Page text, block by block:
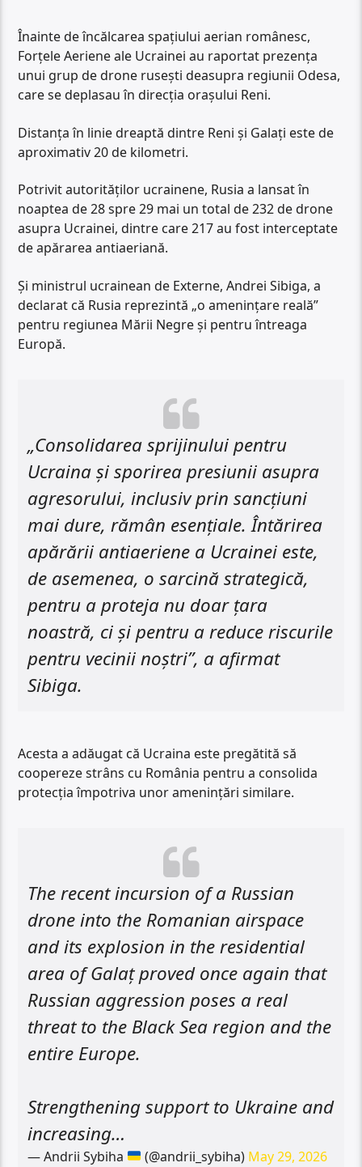
Înainte de încălcarea spațiului aerian românesc,
Forțele Aeriene ale Ucrainei au raportat prezența
unui grup de drone rusești deasupra regiunii Odesa,
care se deplasau în direcția orașului Reni.
Distanța în linie dreaptă dintre Reni și Galați este de
aproximativ 20 de kilometri.
Potrivit autorităților ucrainene, Rusia a lansat în
noaptea de 28 spre 29 mai un total de 232 de drone
asupra Ucrainei, dintre care 217 au fost interceptate
de apărarea antiaeriană.
Și ministrul ucrainean de Externe, Andrei Sibiga, a
declarat că Rusia reprezintă „o amenințare reală”
pentru regiunea Mării Negre și pentru întreaga
Europă.
„Consolidarea sprijinului pentru
Ucraina și sporirea presiunii asupra
agresorului, inclusiv prin sancțiuni
mai dure, rămân esențiale. Întărirea
apărării antiaeriene a Ucrainei este,
de asemenea, o sarcină strategică,
pentru a proteja nu doar țara
noastră, ci și pentru a reduce riscurile
pentru vecinii noștri”, a afirmat
Sibiga.
Acesta a adăugat că Ucraina este pregătită să
coopereze strâns cu România pentru a consolida
protecția împotriva unor amenințări similare.
The recent incursion of a Russian
drone into the Romanian airspace
and its explosion in the residential
area of Galaț proved once again that
Russian aggression poses a real
threat to the Black Sea region and the
entire Europe.
Strengthening support to Ukraine and
increasing…
— Andrii Sybiha (@andrii_sybiha) May 29, 2026